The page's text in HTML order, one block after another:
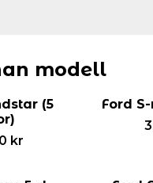
modell
(5
kr
Ford